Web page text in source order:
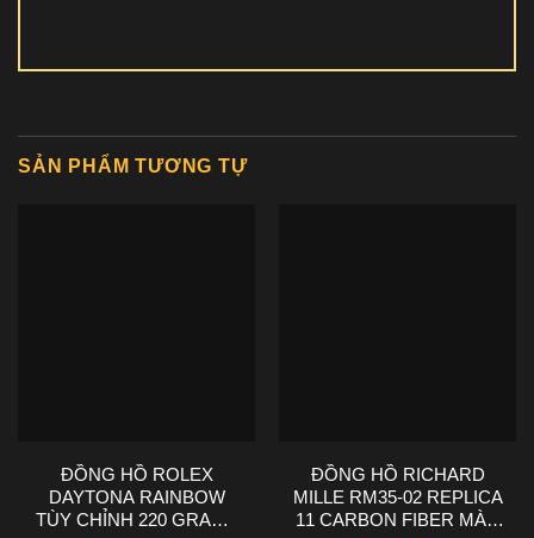
SẢN PHẨM TƯƠNG TỰ
ĐỒNG HỒ ROLEX
DAYTONA RAINBOW
TÙY CHỈNH 220 GRAMS
ĐỒNG HỒ RICHARD
MILLE RM35-02 REPLICA
11 CARBON FIBER MÀU